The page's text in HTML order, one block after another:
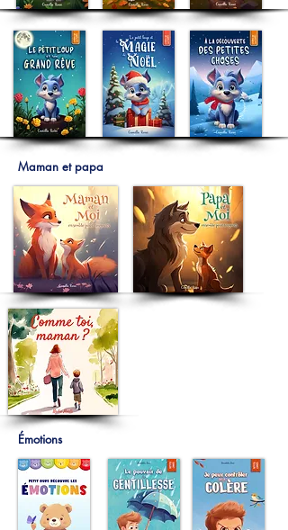
Maman et papa
Émotions